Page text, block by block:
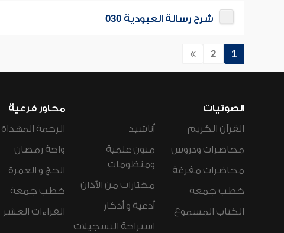
شرح رسالة العبودية 030
1
2
الصوتيات
القرآن الكريم
محاضرات ودروس
محاضرات مفرغة
خطب جمعة
الكتاب المسموع
أناشيد
متون علمية
ومنظومات
مختارات من الأذان
أدعية و أذكار
استراحة التسجيلات
محاور فرعية
الرحمة المهداة
واحة رمضان
الحج و العمرة
خطب جمعة
القراءات العشر